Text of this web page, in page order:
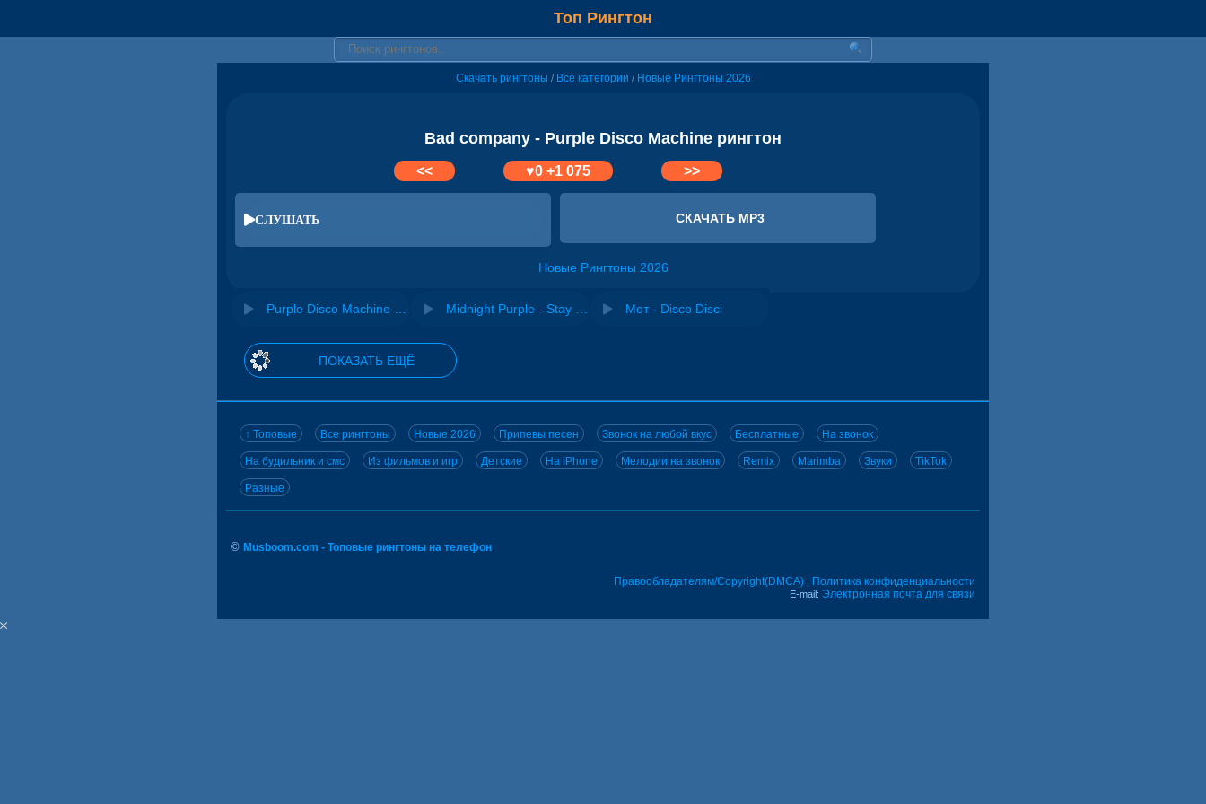
Топ Рингтон
Скачать рингтоны / Все категории / Новые Рингтоны 2026
Bad company - Purple Disco Machine рингтон
<< ♥0 +1 075 >>
СЛУШАТЬ СКАЧАТЬ MP3
Новые Рингтоны 2026
Мот - Disco Disci
ПОКАЗАТЬ ЕЩЁ
↑ Топовые Все рингтоны Новые 2026 Припевы песен Звонок на любой вкус Бесплатные На звонок
На будильник и смс Из фильмов и игр Детские На iPhone Мелодии на звонок Remix Marimba Звуки TikTok
Разные
© Musboom.com - Топовые рингтоны на телефон
Правообладателям/Copyright(DMCA) | Политика конфиденциальности
E-mail: Электронная почта для связи